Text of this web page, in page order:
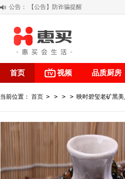
公告：
【公告】防诈骗提醒
阳春三月 惠买带你感受第一颗黄果
关于假冒我公司“惠买小程序“的声明
首页 视频 品质厨房
当前位置： 首页 > > > > 映时碧玺老矿黑